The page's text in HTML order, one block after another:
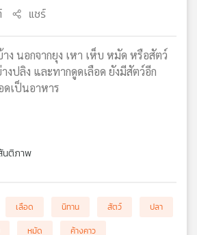
แชร์
ง นอกจากยุง เหา เห็บ หมัด หรือสัตว์
งปลิง และทากดูดเลือด ยังมีสัตว์อีก
เป็นอาหาร
นติภาพ
เลือด นิทาน สัตว์
ปลา
หมัด
ค้างคาว